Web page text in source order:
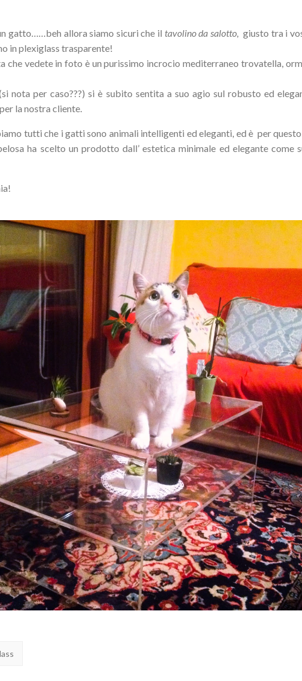
gatto……beh allora siamo sicuri che il tavolino da salotto, giusto tra i
in plexiglass trasparente!
che vedete in foto è un purissimo incrocio mediterraneo trovatella,
nota per caso???) si è subito sentita a suo agio sul robusto ed
la nostra cliente.
tutti che i gatti sono animali intelligenti ed eleganti, ed è per
ha scelto un prodotto dall’ estetica minimale ed elegante come